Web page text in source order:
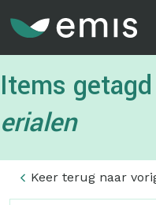
Items
erialen
Keer terug naar